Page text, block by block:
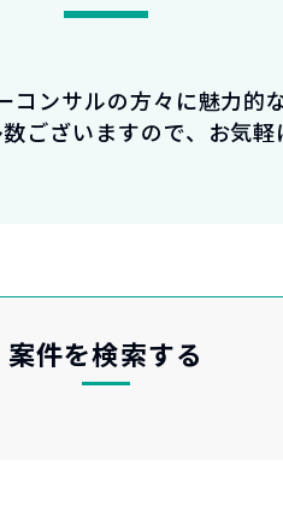
ンサルの方々に魅力的
ございますので、お気軽
案件を検索する